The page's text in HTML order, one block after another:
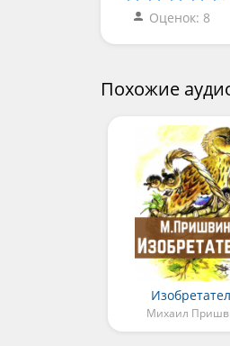
Оценок: 8
Похожие
Михаил